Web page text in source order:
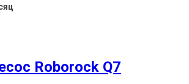
Roborock Q7